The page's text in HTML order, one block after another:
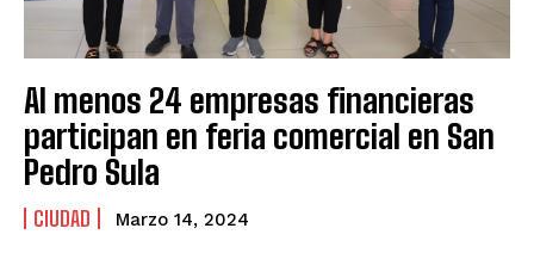
Al menos 24 empresas financieras
participan en feria comercial en San
Pedro Sula
CIUDAD Marzo 14, 2024